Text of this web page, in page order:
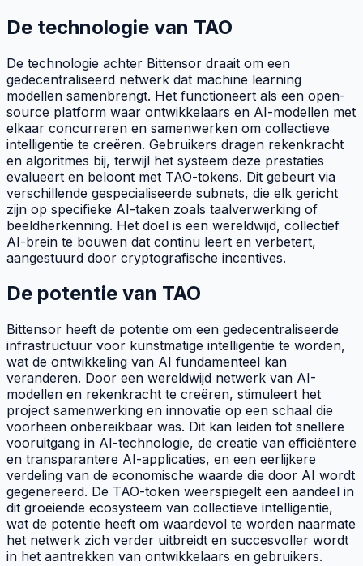
De technologie van TAO
De technologie achter Bittensor draait om een
gedecentraliseerd netwerk dat machine learning
modellen samenbrengt. Het functioneert als een open-
source platform waar ontwikkelaars en AI-modellen met
elkaar concurreren en samenwerken om collectieve
intelligentie te creëren. Gebruikers dragen rekenkracht
en algoritmes bij, terwijl het systeem deze prestaties
evalueert en beloont met TAO-tokens. Dit gebeurt via
verschillende gespecialiseerde subnets, die elk gericht
zijn op specifieke AI-taken zoals taalverwerking of
beeldherkenning. Het doel is een wereldwijd, collectief
AI-brein te bouwen dat continu leert en verbetert,
aangestuurd door cryptografische incentives.
De potentie van TAO
Bittensor heeft de potentie om een gedecentraliseerde
infrastructuur voor kunstmatige intelligentie te worden,
wat de ontwikkeling van AI fundamenteel kan
veranderen. Door een wereldwijd netwerk van AI-
modellen en rekenkracht te creëren, stimuleert het
project samenwerking en innovatie op een schaal die
voorheen onbereikbaar was. Dit kan leiden tot snellere
vooruitgang in AI-technologie, de creatie van efficiëntere
en transparantere AI-applicaties, en een eerlijkere
verdeling van de economische waarde die door AI wordt
gegenereerd. De TAO-token weerspiegelt een aandeel in
dit groeiende ecosysteem van collectieve intelligentie,
wat de potentie heeft om waardevol te worden naarmate
het netwerk zich verder uitbreidt en succesvoller wordt
in het aantrekken van ontwikkelaars en gebruikers.